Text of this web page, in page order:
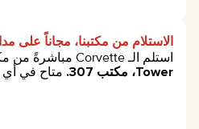
الاستلام من مكتبنا، مجاناً على
استلم الـ Corvette مباشرةً من مكتبنا:
Tower، مكتب 307.
متاح في